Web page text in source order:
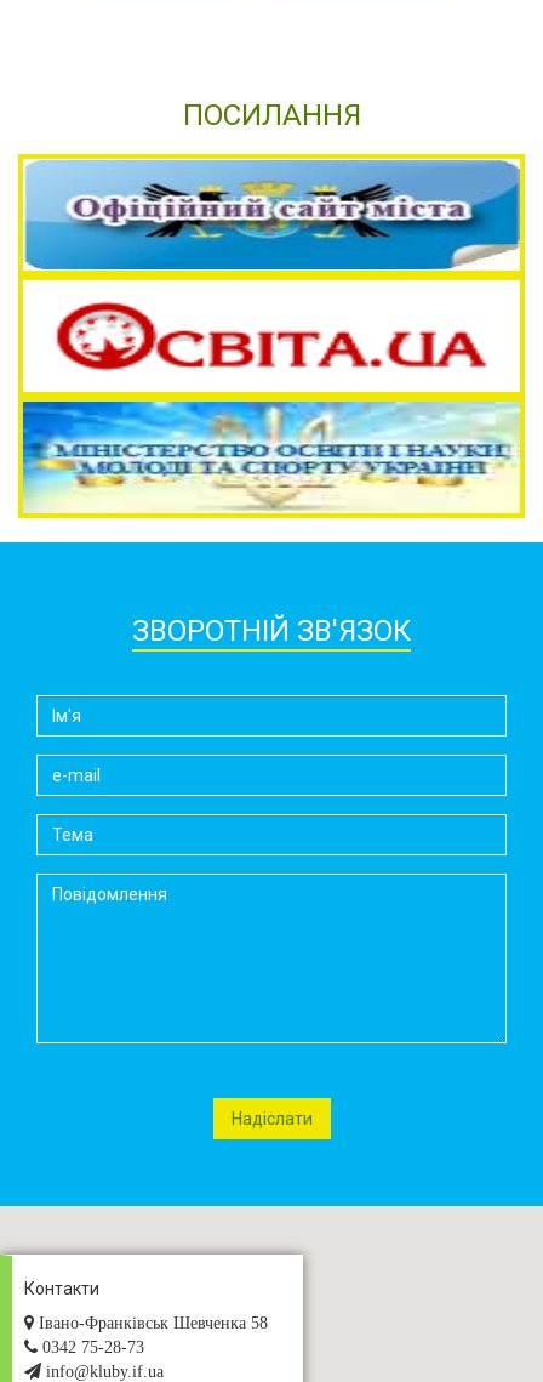
ПОСИЛАННЯ
ЗВОРОТНІЙ ЗВ'ЯЗОК
Контакти
Івано-Франківськ Шевченка 58
0342 75-28-73
info@kluby.if.ua